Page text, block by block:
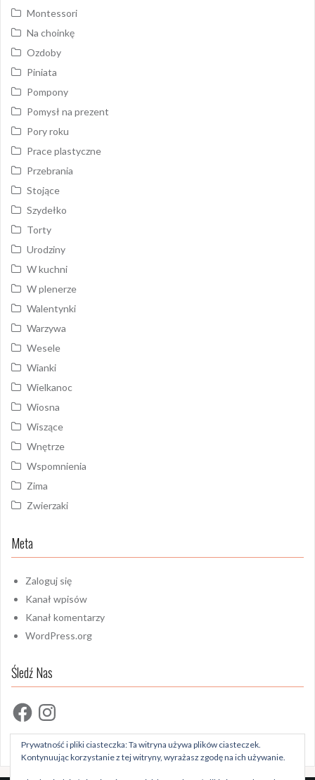
Montessori
Na choinkę
Ozdoby
Piniata
Pompony
Pomysł na prezent
Pory roku
Prace plastyczne
Przebrania
Stojące
Szydełko
Torty
Urodziny
W kuchni
W plenerze
Walentynki
Warzywa
Wesele
Wianki
Wielkanoc
Wiosna
Wiszące
Wnętrze
Wspomnienia
Zima
Zwierzaki
Meta
Zaloguj się
Kanał wpisów
Kanał komentarzy
WordPress.org
Śledź Nas
FacebookInstagram
Prywatność i pliki ciasteczka: Ta witryna używa plików ciasteczek.
Kontynuując korzystanie z tej witryny, wyrażasz zgodę na ich używanie.